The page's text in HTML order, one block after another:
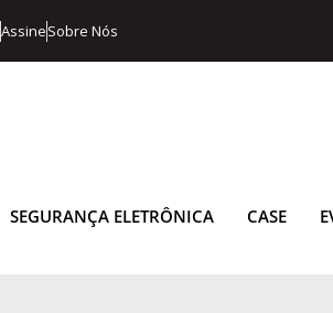
AssineSobre Nós
SEGURANÇA ELETRÔNICA CASE